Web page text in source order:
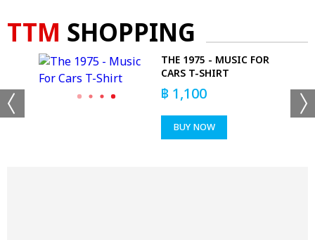
TTM SHOPPING
THE 1975 - MUSIC FOR
CARS T-SHIRT
฿ 1,100
BUY NOW